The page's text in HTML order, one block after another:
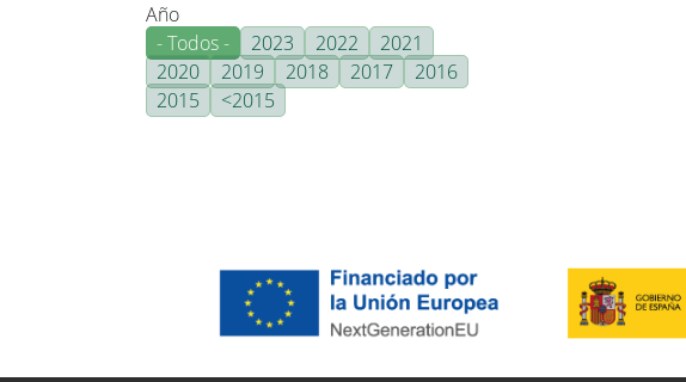
Año
- Todos -
2023 2022
2021
2020
2019 2018 2017
2016
2015
<2015